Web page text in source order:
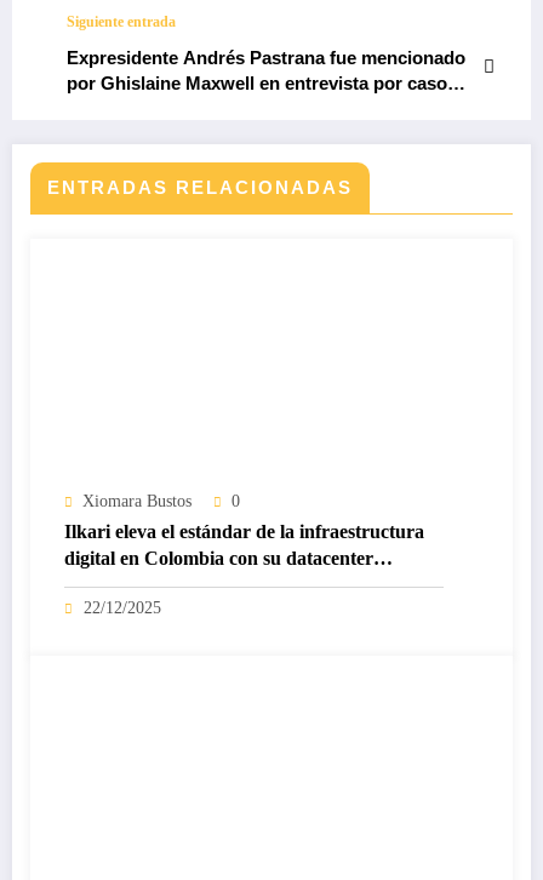
Siguiente entrada
Expresidente Andrés Pastrana fue mencionado
por Ghislaine Maxwell en entrevista por caso
ENTRADAS RELACIONADAS
Xiomara Bustos 0
Ilkari eleva el estándar de la infraestructura
digital en Colombia con su datacenter
certificado Nivel IV de ICREA
22/12/2025